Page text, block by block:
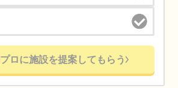
プロに施設を提案してもらう